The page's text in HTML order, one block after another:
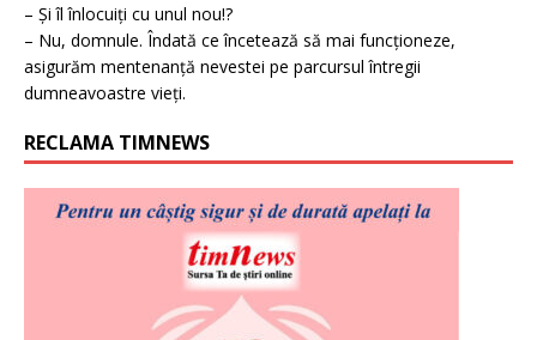
– Și îl înlocuiți cu unul nou!?
– Nu, domnule. Îndată ce încetează să mai funcționeze,
asigurăm mentenanță nevestei pe parcursul întregii
dumneavoastre vieți.
RECLAMA TIMNEWS